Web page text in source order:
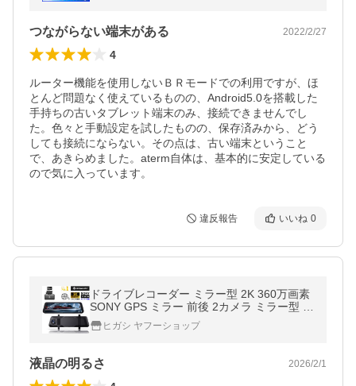
つながらない端末がある 2022/2/27
4
ルーター機能を使用しないＢＲモードでの利用ですが、ほ
とんど問題なく使えているものの、Android5.0を搭載した
手持ちの古いタブレット端末のみ、接続できませんでし
た。色々と手動設定を試したものの、保存済みから、どう
しても接続にならない。その点は、古い端末ということ
で、あきらめました。aterm自体は、基本的に安定している
ので気に入っています。
違反報告 いいね 0
ドライブレコーダー ミラー型 2K 360万画素
SONY GPS ミラー 前後 2カメラ ミラー型 前
後カメラ 前後 200万画素 爆買 母の日 父の日
Hm-030
ヒガシ ヤフーショップ
液晶の明るさ 2026/2/1